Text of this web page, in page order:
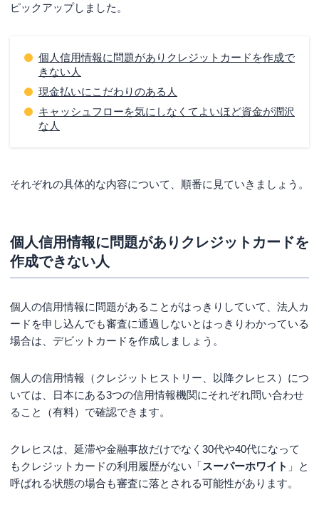
ピックアップしました。
個人信用情報に問題がありクレジットカードを作成で
きない人
現金払いにこだわりのある人
キャッシュフローを気にしなくてよいほど資金が潤沢
な人
それぞれの具体的な内容について、順番に見ていきましょう。
個人信用情報に問題がありクレジットカードを
作成できない人
個人の信用情報に問題があることがはっきりしていて、法人カ
ードを申し込んでも審査に通過しないとはっきりわかっている
場合は、デビットカードを作成しましょう。
個人の信用情報（クレジットヒストリー、以降クレヒス）につ
いては、日本にある3つの信用情報機関にそれぞれ問い合わせ
ること（有料）で確認できます。
クレヒスは、延滞や金融事故だけでなく30代や40代になって
もクレジットカードの利用履歴がない「スーパーホワイト 」と
呼ばれる状態の場合も審査に落とされる可能性があります。